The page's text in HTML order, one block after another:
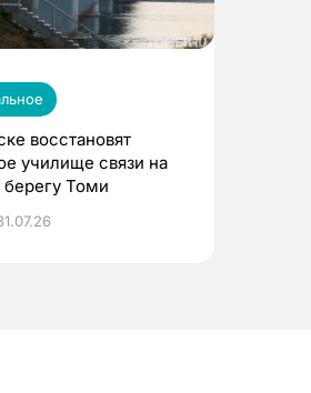
восстановят
училище связи на
Томи